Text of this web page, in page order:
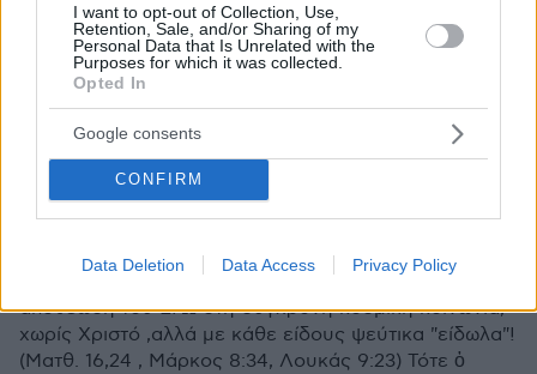
I want to opt-out of Collection, Use,
Retention, Sale, and/or Sharing of my
Personal Data that Is Unrelated with the
Purposes for which it was collected.
Opted In
Google consents
CONFIRM
Data Deletion Data Access Privacy Policy
A KALA
16.07.2024, 16:11
ΣΕ ΑΥΤΗ ΤΗΝ ΠΕΡΙΠΤΩΣΗ ΔΕΝ ΙΣΧΥΕΙ. ΚΑΙΡΟ
ΗΤΑΝ ΧΩΡΙΣΜΕΝΟΙ.
ΑΠΑΝΤΗΣΗ
Χριστιανός Ορθόδοξος
Άλλο ένα λουτρό αίματος που αποδεικνύει την
αποθέωση του ΕΓΩ στη σύγχρονη κοσμική κοινωνία,
χωρίς Χριστό ,αλλά με κάθε είδους ψεύτικα "είδωλα"!
(Ματθ. 16,24 , Μάρκος 8:34, Λουκάς 9:23) Τότε ὁ